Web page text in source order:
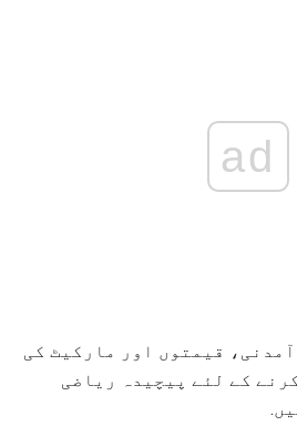
ad
قیمتوں اور مارکیٹ کی
کے لئے پیچیدہ ریاضی